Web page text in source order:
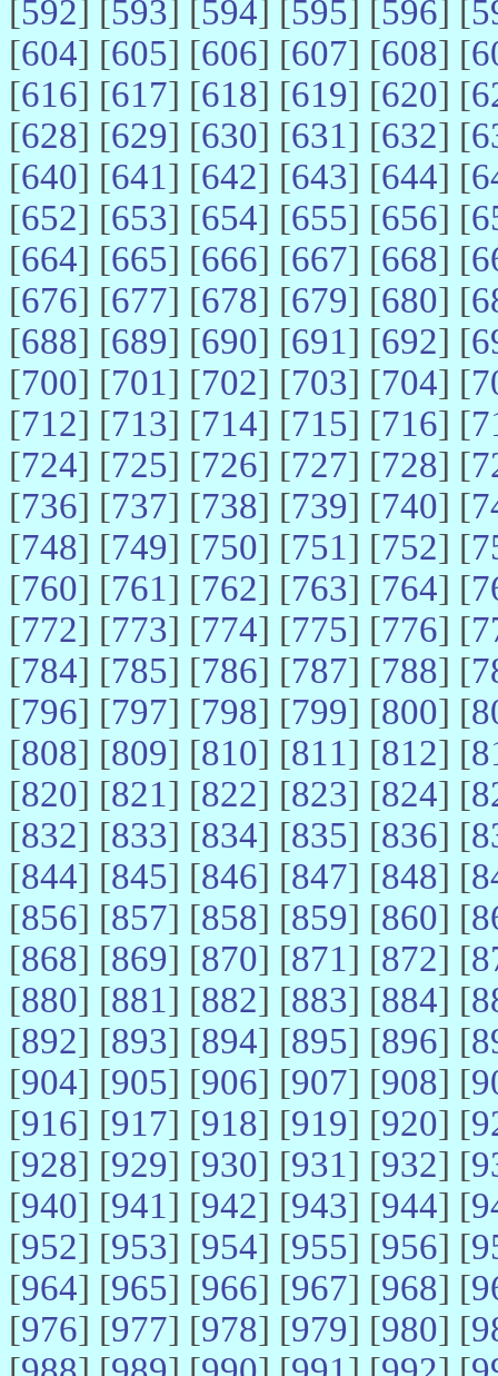
[592] [593] [594] [595] [596] [
[604] [605] [606] [607] [608] [
[616] [617] [618] [619] [620] [
[628] [629] [630] [631] [632] [
[640] [641] [642] [643] [644] [
[652] [653] [654] [655] [656] [
[664] [665] [666] [667] [668] [
[676] [677] [678] [679] [680] [
[688] [689] [690] [691] [692] [
[700] [701] [702] [703] [704] [
[712] [713] [714] [715] [716] [
[724] [725] [726] [727] [728] [
[736] [737] [738] [739] [740] [
[748] [749] [750] [751] [752] [
[760] [761] [762] [763] [764] [
[772] [773] [774] [775] [776] [
[784] [785] [786] [787] [788] [
[796] [797] [798] [799] [800] [
[808] [809] [810] [811] [812] [
[820] [821] [822] [823] [824] [
[832] [833] [834] [835] [836] [
[844] [845] [846] [847] [848] [
[856] [857] [858] [859] [860] [
[868] [869] [870] [871] [872] [
[880] [881] [882] [883] [884] [
[892] [893] [894] [895] [896] [
[904] [905] [906] [907] [908] [
[916] [917] [918] [919] [920] [
[928] [929] [930] [931] [932] [
[940] [941] [942] [943] [944] [
[952] [953] [954] [955] [956] [
[964] [965] [966] [967] [968] [
[976] [977] [978] [979] [980] [